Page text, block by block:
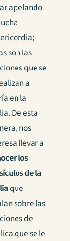
apelando
son las
que se
a
en la
De esta
nos
llevar a
los
de la
que
sobre las
de
que se le